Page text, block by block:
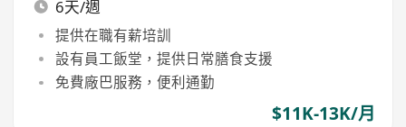
6天/週
提供在職有薪培訓
設有員工飯堂，提供日常膳食支援
免費廠巴服務，便利通勤
$11K-13K/月